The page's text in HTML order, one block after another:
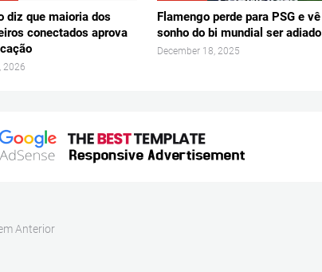
diz que maioria dos
conectados aprova
2026
Flamengo perde para PSG e vê
sonho do bi mundial ser adiado
December 18, 2025
Anterior